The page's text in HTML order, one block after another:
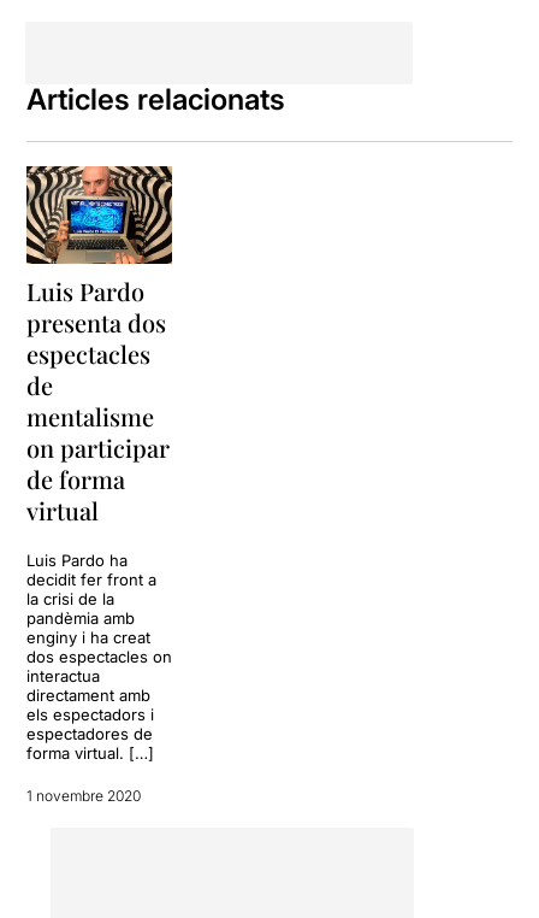
Articles relacionats
Luis Pardo
presenta dos
espectacles
de
mentalisme
on participar
de forma
virtual
Luis Pardo ha
decidit fer front a
la crisi de la
pandèmia amb
enginy i ha creat
dos espectacles on
interactua
directament amb
els espectadors i
espectadores de
forma virtual. […]
1 novembre 2020